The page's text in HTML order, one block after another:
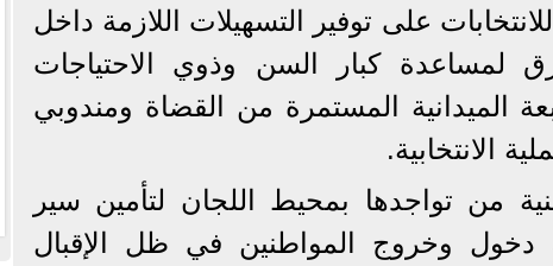
على توفير التسهيلات اللازمة داخل
لمساعدة كبار السن وذوي الاحتياجات
الميدانية المستمرة من القضاة ومندوبي
الانتخابية.
من تواجدها بمحيط اللجان لتأمين سير
دخول وخروج المواطنين في ظل الإقبال